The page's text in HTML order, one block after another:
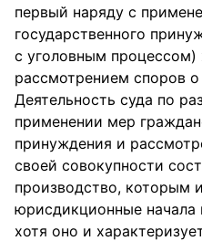
первый наряду с
государственного
с уголовным процессом)
рассмотрением споров
Деятельность суда по
применении мер
принуждения и
своей совокупности
производство, которым
юрисдикционные начала
хотя оно и